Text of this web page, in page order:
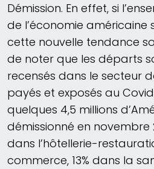
Démission. En effet, si
de l’économie
cette nouvelle tendance
de noter que les départs
recensés dans le secteur
payés et exposés au
quelques 4,5 millions
démissionné en novembre
dans l’hôtellerie-
commerce, 13% dans la